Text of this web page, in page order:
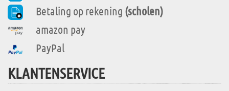
Betaling op rekening (scholen)
amazon pay
PayPal
KLANTENSERVICE